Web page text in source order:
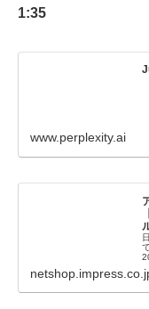
1:35
www.perplexity.ai